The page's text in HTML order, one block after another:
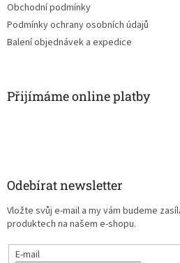
Obchodní podmínky
Podmínky ochrany osobních údajů
Balení objednávek a expedice
Přijímáme online platby
Odebírat newsletter
Vložte svůj e-mail a my vám budeme
produktech na našem e-shopu.
E-mail